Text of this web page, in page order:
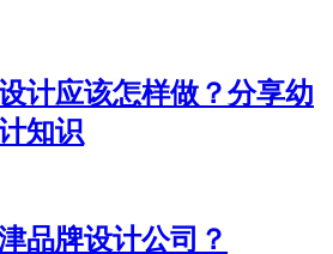
计应该怎样做？分享幼
知识
品牌设计公司？